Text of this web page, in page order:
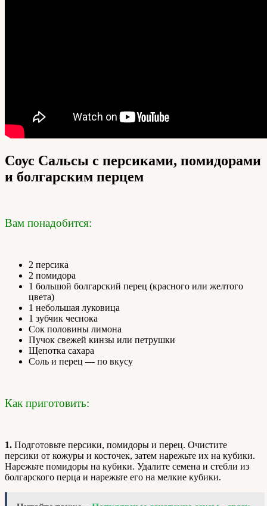
Соус Сальсы с персиками, помидорами
и болгарским перцем
Вам понадобится:
2 персика
2 помидора
1 большой болгарский перец (красного или желтого
цвета)
1 небольшая луковица
1 зубчик чеснока
Сок половины лимона
Пучок свежей кинзы или петрушки
Щепотка сахара
Соль и перец — по вкусу
Как приготовить:
1. Подготовьте персики, помидоры и перец. Очистите
персики от кожуры и косточек, затем нарежьте их на кубики.
Нарежьте помидоры на кубики. Удалите семена и стебли из
болгарского перца и нарежьте его на мелкие кубики.